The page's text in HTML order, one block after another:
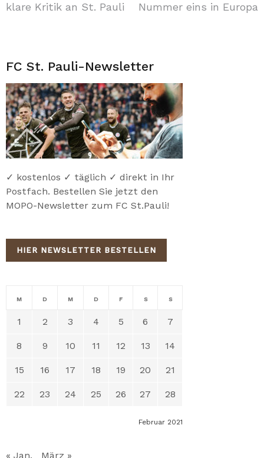
klare Kritik an St. Pauli
Nummer eins in Europa
FC St. Pauli-Newsletter
✓ kostenlos ✓ täglich ✓ direkt in Ihr
Postfach. Bestellen Sie jetzt den
MOPO-Newsletter zum FC St.Pauli!
HIER NEWSLETTER BESTELLEN
Februar 2021
M D M D F S S
1 2 3 4 5 6 7
8 9 10 11 12 13 14
15 16 17 18 19 20 21
22 23 24 25 26 27 28
« Jan. März »